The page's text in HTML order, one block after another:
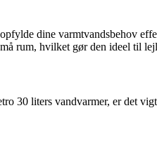
dine varmtvandsbehov
rum, hvilket gør den ideel til
30 liters vandvarmer, er det